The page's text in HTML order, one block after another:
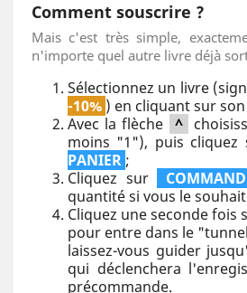
Comment souscrire ?
Mais c'est très simple,
n'importe quel autre livre déjà
Sélectionnez un livre
-10% ) en cliquant sur
Avec la flèche ^
moins "1"), puis cliquez
PANIER ;
Cliquez sur
quantité si vous le
Cliquez une seconde fois
pour entre dans le
laissez-vous guider
qui déclenchera
précommande.